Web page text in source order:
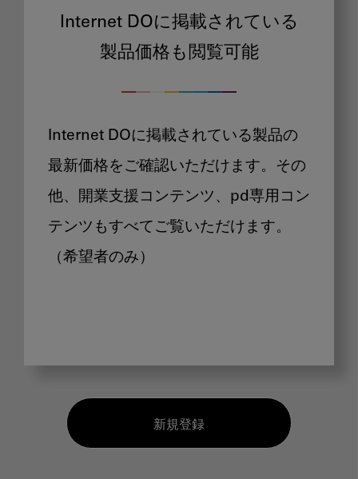
Internet DOに掲載されている
製品価格も閲覧可能
Internet DOに掲載されている製品の
最新価格をご確認いただけます。その
他、開業支援コンテンツ、pd専用コン
テンツもすべてご覧いただけます。
（希望者のみ）
新規登録